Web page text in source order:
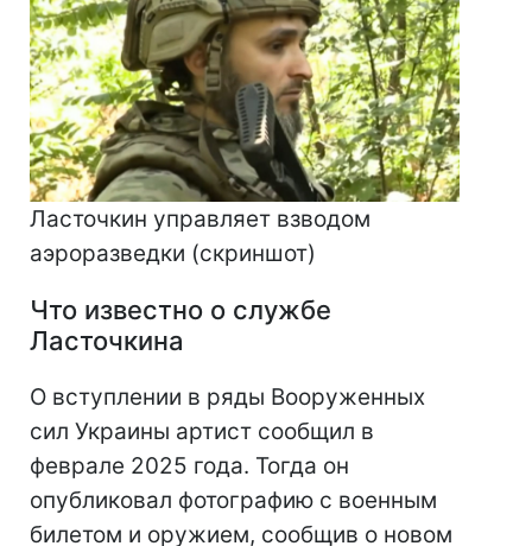
Ласточкин управляет взводом
аэроразведки (скриншот)
Что известно о службе
Ласточкина
О вступлении в ряды Вооруженных
сил Украины артист сообщил в
феврале 2025 года. Тогда он
опубликовал фотографию с военным
билетом и оружием, сообщив о новом